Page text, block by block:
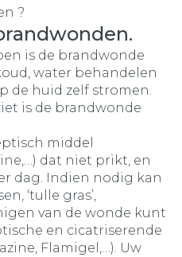
?
is de brandwonde
water behandelen
de huid zelf stromen.
is de brandwonde
middel
dat niet prikt, en
dag. Indien nodig kan
‘tulle gras’,
van de wonde kunt
en cicatriserende
Flamigel,…). Uw